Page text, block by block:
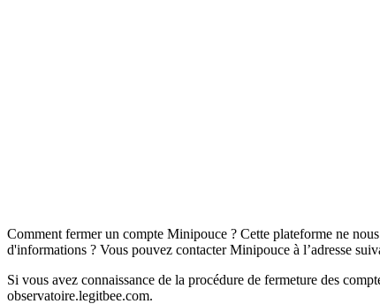
Comment fermer un compte Minipouce ? Cette plateforme ne
d'informations ? Vous pouvez contacter Minipouce à l’adresse
Si vous avez connaissance de la procédure de fermeture des
observatoire.legitbee.com.